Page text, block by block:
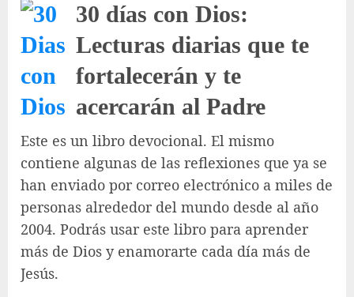
30 días con Dios:
Lecturas diarias que te
fortalecerán y te
acercarán al Padre
Este es un libro devocional. El mismo
contiene algunas de las reflexiones que ya se
han enviado por correo electrónico a miles de
personas alrededor del mundo desde al año
2004. Podrás usar este libro para aprender
más de Dios y enamorarte cada día más de
Jesús.